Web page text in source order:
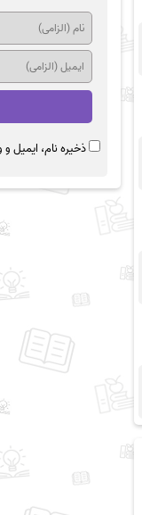
ذخیره نام، ایمیل